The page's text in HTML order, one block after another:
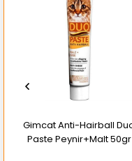
tüpün üzerindedir.
Malt Ekstraktı (1.1.18):
Yağ: 196 gr./kg
mg/kg Propolis: 200
gr./kg -Ekinezya : 175
Muhafaza Şekli: Kuru ve
Raf ömrü: Üretim
Ticari Takdim Şekli:
Gimcat Anti-Hairball
Paste Peynir+Malt 50gr